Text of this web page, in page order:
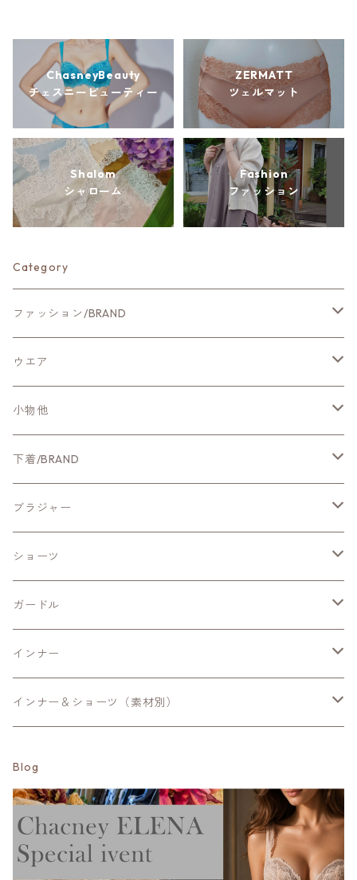
ChasneyBeauty
チェスニービューティー
ZERMATT
ツェルマット
Shalom
シャローム
Fashion
ファッション
Category
ファッション/BRAND
新作ファッション
CYNICAL
NUS
Qtume
Mitefabrica
Aeca Blanc
ManueReve
trois
Respighi
Priority
ウエア
アウター
カットソー・Tシャツ
ブラウス・シャツ
ニット
ワンピース・チュニック
パンツ
スカート
小物他
ホームグッズ
ファッション小物
下着/BRAND
新作ランジェリー
CHASNEY/ChasneyBeauty
シカゴレース
エレナ・ソフィア・シカゴプレステージ
アンバー
ZERMATTツェルマット
Shalomシャローム
Linge de Hランジュドアッシュ-サポート
HANAMORIハナモリ
Formenteraフォルメンテーラ
ブラジャー
ワイヤー入りブラ
ノンワイヤーブラ
ノンレースブラ
ナイト用・ブラキャミ
補正ブラ【万能】
補正ブラ【グロウアップ】
ショーツ
スッポリショーツ
Mサイズ
Lサイズ
スタンダードショーツ
Sサイズ
Lサイズ
LLサイズ
ヒップハングショーツ
Lサイズ
Sサイズ
Mサイズ
サポートショーツ
Mサイズ
サニタリー（生理用)ショーツ
ガードル
ショートガードル
ロングガードル
インナー
キャミ・タンクトップ
袖付きインナー
パジャマ
インナー＆ショーツ（素材別）
Mサイズ
Lサイズ
コットン綿混・シルク混
Mサイズ
ツーウェイ生地
Blog